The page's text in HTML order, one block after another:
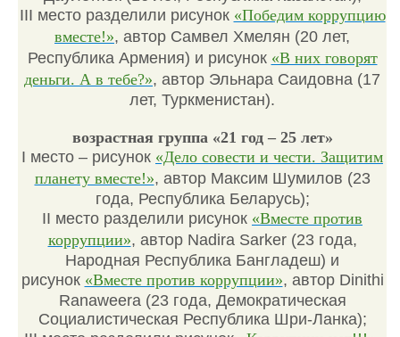
III место разделили рисунок «Победим коррупцию
вместе!», автор Самвел Хмелян (20 лет,
Республика Армения) и рисунок «В них говорят
деньги. А в тебе?», автор Эльнара Саидовна (17
лет, Туркменистан).
возрастная группа «21 год – 25 лет»
I место – рисунок «Дело совести и чести. Защитим
планету вместе!», автор Максим Шумилов (23
года, Республика Беларусь);
II место разделили рисунок «Вместе против
коррупции», автор Nadira Sarker (23 года,
Народная Республика Бангладеш) и
рисунок «Вместе против коррупции», автор Dinithi
Ranaweera (23 года, Демократическая
Социалистическая Республика Шри-Ланка);